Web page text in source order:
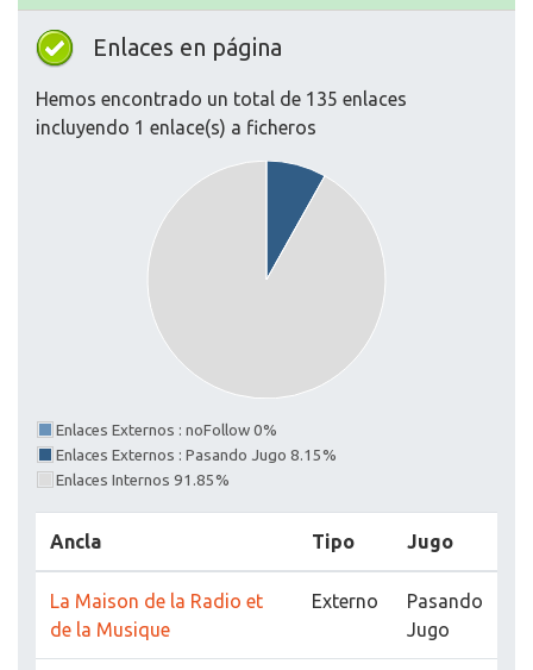
Enlaces en página
Hemos encontrado un total de 135 enlaces
incluyendo 1 enlace(s) a ficheros
Enlaces Externos : noFollow 0%
Enlaces Externos : Pasando Jugo 8.15%
Enlaces Internos 91.85%
Ancla Tipo Jugo
La Maison de la Radio et
de la Musique
Externo
Pasando
Jugo